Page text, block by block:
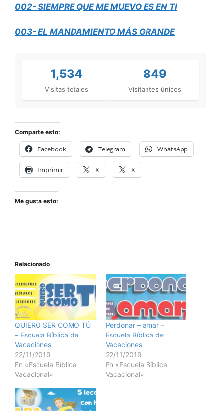
002- SIEMPRE QUE ME MUEVO ES EN TI
003- EL MANDAMIENTO MÁS GRANDE
1,534
Visitas totales
849
Visitantes únicos
Comparte esto:
Facebook Telegram WhatsApp
Imprimir X X
Me gusta esto:
Relacionado
QUIERO SER COMO TÚ
– Escuela Bíblica de
Vacaciones
22/11/2019
En «Escuela Bíblica
Vacacional»
Perdonar – amar –
Escuela Bíblica de
Vacaciones
22/11/2019
En «Escuela Bíblica
Vacacional»